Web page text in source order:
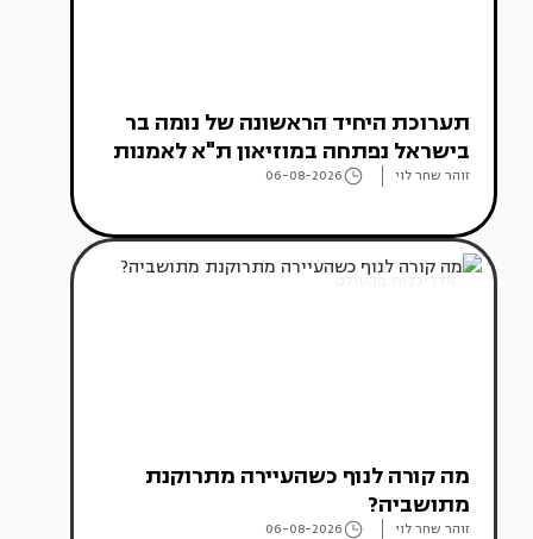
תערוכת היחיד הראשונה של נומה בר
בישראל נפתחה במוזיאון ת"א לאמנות
זוהר שחר לוי 06-08-2026
אדריכלות מהעולם
מה קורה לנוף כשהעיירה מתרוקנת
מתושביה?
זוהר שחר לוי 06-08-2026